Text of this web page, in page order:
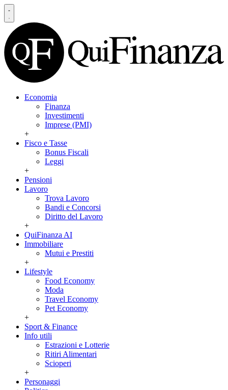
Economia
Finanza
Investimenti
Imprese (PMI)
+
Fisco e Tasse
Bonus Fiscali
Leggi
+
Pensioni
Lavoro
Trova Lavoro
Bandi e Concorsi
Diritto del Lavoro
+
QuiFinanza AI
Immobiliare
Mutui e Prestiti
+
Lifestyle
Food Economy
Moda
Travel Economy
Pet Economy
+
Sport & Finance
Info utili
Estrazioni e Lotterie
Ritiri Alimentari
Scioperi
+
Personaggi